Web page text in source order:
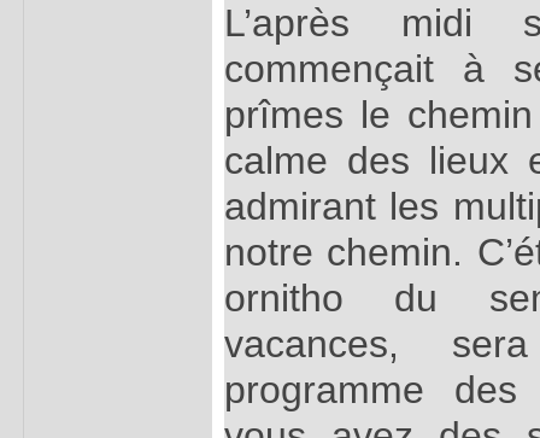
L’après midi
commençait à
prîmes le
calme des lieux
admirant les
notre chemin.
ornitho du
vacances,
programme